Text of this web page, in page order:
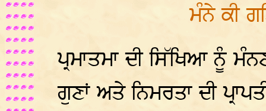
ਮੰਨੇ ਕੀ
ਪ੍ਰਮਾਤਮਾ ਦੀ ਸਿੱਖਿਆ ਨੂੰ
ਗੁਣਾਂ ਅਤੇ ਨਿਮਰਤਾ ਦੀ